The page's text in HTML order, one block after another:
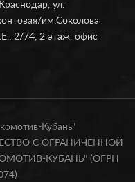
ул.
им.Соколова
2/74, 2 этаж, офис
Кубань"
С ОГРАНИЧЕННОЙ
КУБАНЬ" (ОГРН